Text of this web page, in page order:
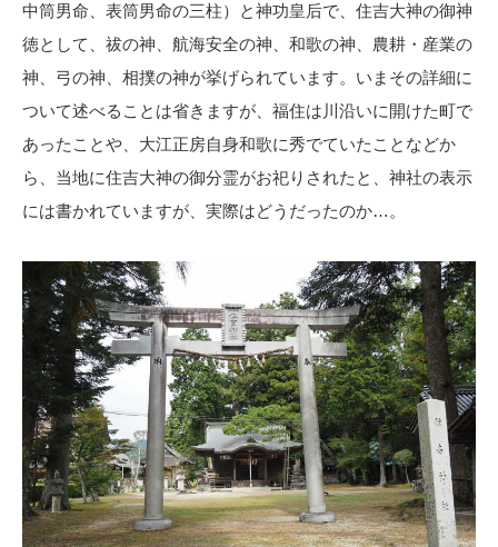
中筒男命、表筒男命の三柱）と神功皇后で、住吉大神の御神
徳として、祓の神、航海安全の神、和歌の神、農耕・産業の
神、弓の神、相撲の神が挙げられています。いまその詳細に
ついて述べることは省きますが、福住は川沿いに開けた町で
あったことや、大江正房自身和歌に秀でていたことなどか
ら、当地に住吉大神の御分霊がお祀りされたと、神社の表示
には書かれていますが、実際はどうだったのか…。